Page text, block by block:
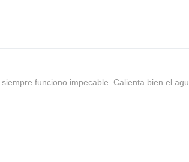
funciono impecable. Calienta bien el